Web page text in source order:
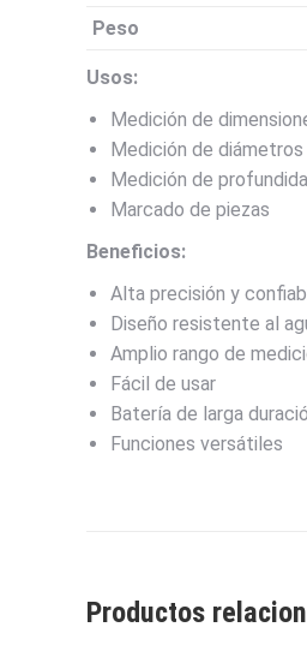
Peso
Usos:
Medición de
Medición de diámetros
Medición de
Marcado de piezas
Beneficios:
Alta precisión y
Diseño resistente al
Amplio rango de
Fácil de usar
Batería de larga
Funciones versátiles
Productos